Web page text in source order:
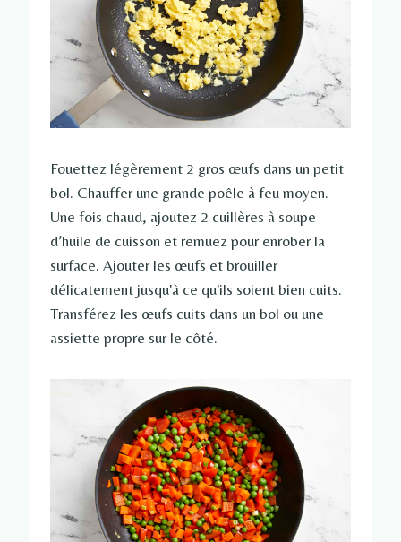
Fouettez légèrement 2 gros œufs dans un petit
bol. Chauffer une grande poêle à feu moyen.
Une fois chaud, ajoutez 2 cuillères à soupe
d’huile de cuisson et remuez pour enrober la
surface. Ajouter les œufs et brouiller
délicatement jusqu'à ce qu'ils soient bien cuits.
Transférez les œufs cuits dans un bol ou une
assiette propre sur le côté.